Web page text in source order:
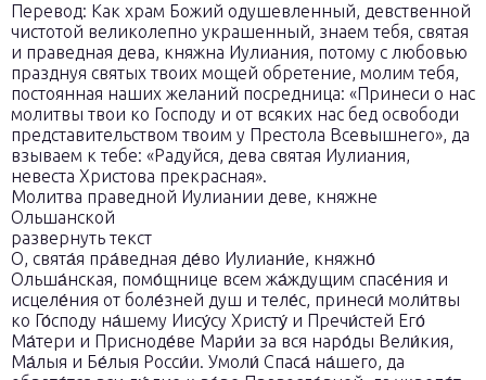
Перевод: Как храм Божий одушевленный, девственной
чистотой великолепно украшенный, знаем тебя, святая
и праведная дева, княжна Иулиания, потому с любовью
празднуя святых твоих мощей обретение, молим тебя,
постоянная наших желаний посредница: «Принеси о нас
молитвы твои ко Господу и от всяких нас бед освободи
представительством твоим у Престола Всевышнего», да
взываем к тебе: «Радуйся, дева святая Иулиания,
невеста Христова прекрасная».
Молитва праведной Иулиании деве, княжне
Ольшанской
развернуть текст
О, свята́я пра́ведная де́во Иулиани́е, княжно́
Ольша́нская, помо́щнице всем жа́ждущим спасе́ния и
исцеле́ния от боле́зней душ и теле́с, принеси́ моли́твы
ко Го́споду на́шему Иису́су Христу́ и Пречи́стей Его́
Ма́тери и Присноде́ве Мари́и за вся наро́ды Вели́кия,
Ма́лыя и Бе́лыя Росси́и. Умоли́ Спаса́ на́шего, да